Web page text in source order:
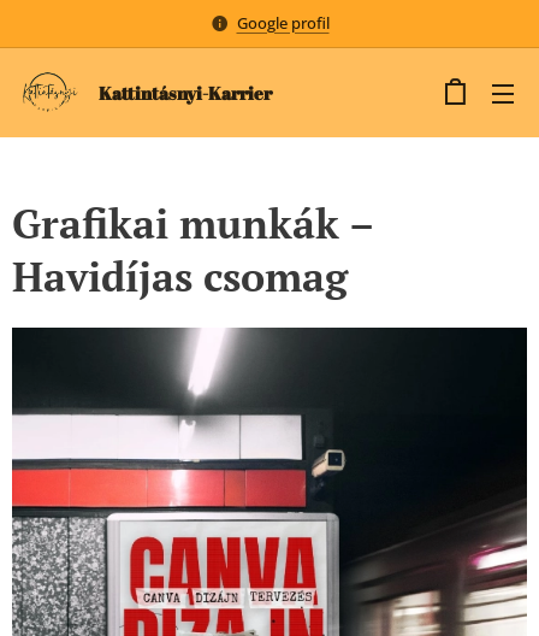
Google profil
Kattintásnyi-Karrier
Grafikai munkák –
Havidíjas csomag